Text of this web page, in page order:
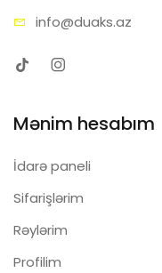
info@duaks.az
Mənim hesabım
İdarə paneli
Sifarişlərim
Rəylərim
Profilim